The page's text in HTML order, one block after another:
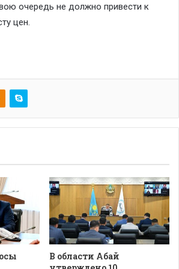
очередь не должно привести к
цен.
В области Абай